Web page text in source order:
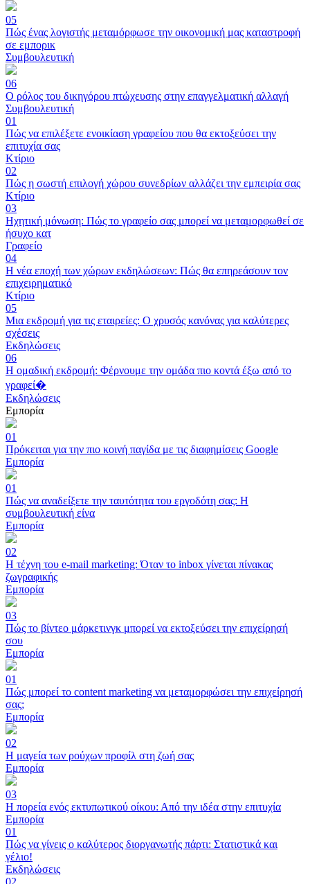
05
Πώς ένας λογιστής μεταμόρφωσε την οικονομική μας καταστροφή
σε εμπορικ
Συμβουλευτική
06
Ο ρόλος του δικηγόρου πτώχευσης στην επαγγελματική αλλαγή
Συμβουλευτική
01
Πώς να επιλέξετε ενοικίαση γραφείου που θα εκτοξεύσει την
επιτυχία σας
Κτίριο
02
Πώς η σωστή επιλογή χώρου συνεδρίων αλλάζει την εμπειρία σας
Κτίριο
03
Ηχητική μόνωση: Πώς το γραφείο σας μπορεί να μεταμορφωθεί σε
ήσυχο κατ
Γραφείο
04
Η νέα εποχή των χώρων εκδηλώσεων: Πώς θα επηρεάσουν τον
επιχειρηματικό
Κτίριο
05
Μια εκδρομή για τις εταιρείες: Ο χρυσός κανόνας για καλύτερες
σχέσεις
Εκδηλώσεις
06
Η ομαδική εκδρομή: Φέρνουμε την ομάδα πιο κοντά έξω από το
γραφεί�
Εκδηλώσεις
Εμπορία
01
Πρόκειται για την πιο κοινή παγίδα με τις διαφημίσεις Google
Εμπορία
01
Πώς να αναδείξετε την ταυτότητα του εργοδότη σας: Η
συμβουλευτική είνα
Εμπορία
02
Η τέχνη του e-mail marketing: Όταν το inbox γίνεται πίνακας
ζωγραφικής
Εμπορία
03
Πώς το βίντεο μάρκετινγκ μπορεί να εκτοξεύσει την επιχείρησή
σου
Εμπορία
01
Πώς μπορεί το content marketing να μεταμορφώσει την επιχείρησή
σας;
Εμπορία
02
Η μαγεία των ρούχων προφίλ στη ζωή σας
Εμπορία
03
Η πορεία ενός εκτυπωτικού οίκου: Από την ιδέα στην επιτυχία
Εμπορία
01
Πώς να γίνεις ο καλύτερος διοργανωτής πάρτι: Στατιστικά και
γέλιο!
Εκδηλώσεις
02